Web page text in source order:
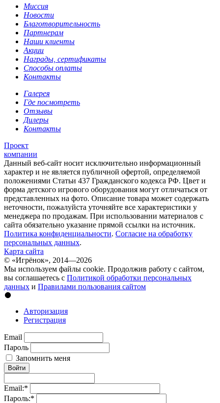
Миссия
Новости
Благотворительность
Партнерам
Наши клиенты
Акции
Награды, сертификаты
Способы оплаты
Контакты
Галерея
Где посмотреть
Отзывы
Дилеры
Контакты
Проект
компании
Данный веб-сайт носит исключительно информационный
характер и не является публичной офертой, определяемой
положениями Статьи 437 Гражданского кодекса РФ. Цвет и
форма детского игрового оборудования могут отличаться от
представленных на фото. Описание товара может содержать
неточности, пожалуйста уточняйте все характеристики у
менеджера по продажам. При использовании материалов с
сайта обязательно указание прямой ссылки на источник.
Политика конфиденциальности. Согласие на обработку
персональных данных.
Карта сайта
© «Игрёнок», 2014—2026
Мы используем файлы cookie. Продолжив работу с сайтом,
вы соглашаетесь с Политикой обработки персональных
данных и Правилами пользования сайтом
Авторизация
Регистрация
Email
Пароль
Запомнить меня
Войти
Email:*
Пароль:*